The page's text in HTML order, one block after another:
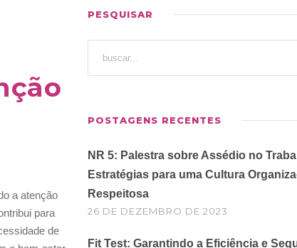
a atenção
para
de
PESQUISAR
POSTAGENS RECENTES
NR 5: Palestra sobre Assédio no
Estratégias para uma Cultura
Respeitosa
26 DE DEZEMBRO DE 2023
Fit Test: Garantindo a Eficiência e